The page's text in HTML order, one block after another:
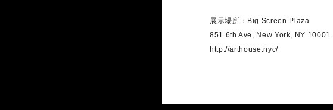
展示場所：Big Screen Plaza
851 6th Ave, New York, NY 10001
http://arthouse.nyc/